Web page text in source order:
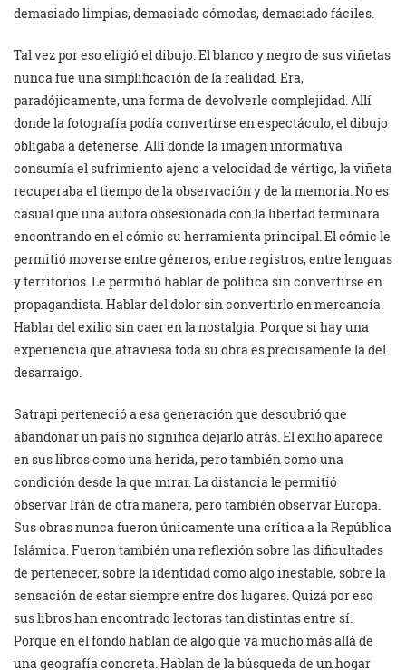
demasiado limpias, demasiado cómodas, demasiado fáciles.
Tal vez por eso eligió el dibujo. El blanco y negro de sus viñetas
nunca fue una simplificación de la realidad. Era,
paradójicamente, una forma de devolverle complejidad. Allí
donde la fotografía podía convertirse en espectáculo, el dibujo
obligaba a detenerse. Allí donde la imagen informativa
consumía el sufrimiento ajeno a velocidad de vértigo, la viñeta
recuperaba el tiempo de la observación y de la memoria. No es
casual que una autora obsesionada con la libertad terminara
encontrando en el cómic su herramienta principal. El cómic le
permitió moverse entre géneros, entre registros, entre lenguas
y territorios. Le permitió hablar de política sin convertirse en
propagandista. Hablar del dolor sin convertirlo en mercancía.
Hablar del exilio sin caer en la nostalgia. Porque si hay una
experiencia que atraviesa toda su obra es precisamente la del
desarraigo.
Satrapi perteneció a esa generación que descubrió que
abandonar un país no significa dejarlo atrás. El exilio aparece
en sus libros como una herida, pero también como una
condición desde la que mirar. La distancia le permitió
observar Irán de otra manera, pero también observar Europa.
Sus obras nunca fueron únicamente una crítica a la República
Islámica. Fueron también una reflexión sobre las dificultades
de pertenecer, sobre la identidad como algo inestable, sobre la
sensación de estar siempre entre dos lugares. Quizá por eso
sus libros han encontrado lectoras tan distintas entre sí.
Porque en el fondo hablan de algo que va mucho más allá de
una geografía concreta. Hablan de la búsqueda de un hogar